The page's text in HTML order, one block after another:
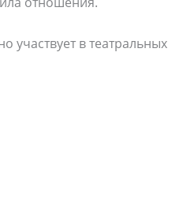
участвует в театральных